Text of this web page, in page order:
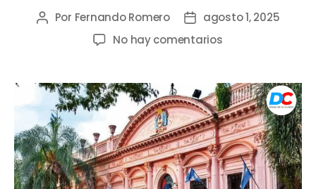
Por Fernando Romero
agosto 1, 2025
No hay comentarios